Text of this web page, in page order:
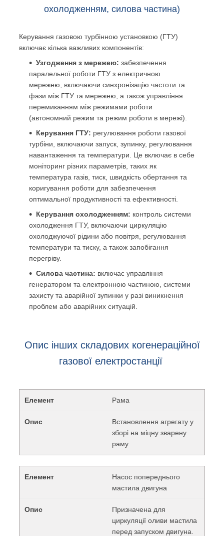
охолодженням, силова частина)
Керування газовою турбінною установкою (ГТУ)
включає кілька важливих компонентів:
Узгодження з мережею: забезпечення
паралельної роботи ГТУ з електричною
мережею, включаючи синхронізацію частоти та
фази між ГТУ та мережею, а також управління
перемиканням між режимами роботи
(автономний режим та режим роботи в мережі).
Керування ГТУ: регулювання роботи газової
турбіни, включаючи запуск, зупинку, регулювання
навантаження та температури. Це включає в себе
моніторинг різних параметрів, таких як
температура газів, тиск, швидкість обертання та
коригування роботи для забезпечення
оптимальної продуктивності та ефективності.
Керування охолодженням: контроль системи
охолодження ГТУ, включаючи циркуляцію
охолоджуючої рідини або повітря, регулювання
температури та тиску, а також запобігання
перегріву.
Силова частина: включає управління
генератором та електронною частиною, системи
захисту та аварійної зупинки у разі виникнення
проблем або аварійних ситуацій.
Опис інших складових когенераційної
газової електростанції
Рама
Встановлення агрегату у
зборі на міцну зварену
раму.
Насос попереднього
мастила двигуна
Призначена для
циркуляції оливи мастила
перед запуском двигуна.